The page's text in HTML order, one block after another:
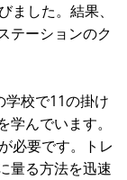
ました。結果、
テーションのク
学校で11の掛け
んでいます。
必要です。トレ
量る方法を迅速